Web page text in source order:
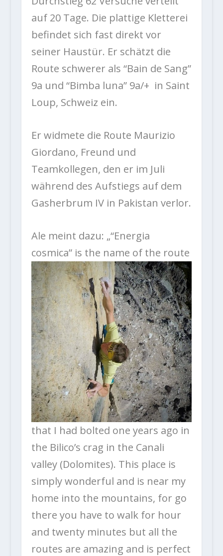
auf 20 Tage. Die plattige Kletterei
befindet sich fast direkt vor
seiner Haustür. Er schätzt die
Route schwerer als “Bain de Sang”
9a und “Bimba luna” 9a/+ in Saint
Loup, Schweiz ein.
Er widmete die Route Maurizio
Giordano, Freund und
Teamkollegen, den er im Juli
während des Aufstiegs auf dem
Gasherbrum IV in Pakistan verlor.
Ale meint dazu: „“Energia
cosmica” is the name of the route
that I had bolted one years ago in
the Bilico’s crag in the Canali
valley (Dolomites). This place is
simply wonderful and is near my
home into the mountains, for go
there you have to walk for hour
and twenty minutes but all the
routes are amazing and is perfect